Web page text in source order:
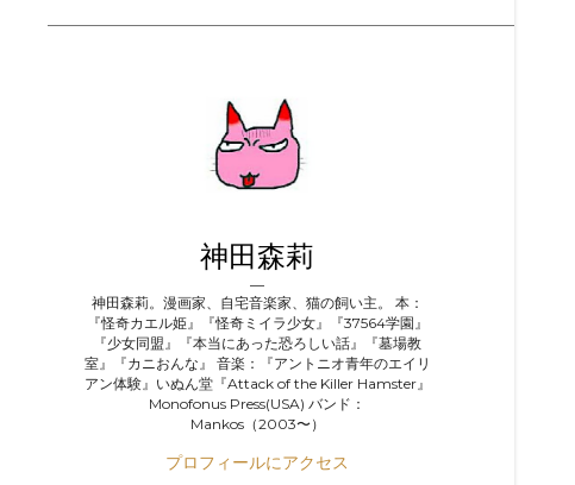
神田森莉
神田森莉。漫画家、自宅音楽家、猫の飼い主。 本：
『怪奇カエル姫』『怪奇ミイラ少女』『37564学園』
『少女同盟』『本当にあった恐ろしい話』『墓場教
室』『カニおんな』 音楽：『アントニオ青年のエイリ
アン体験』いぬん堂『Attack of the Killer Hamster』
Monofonus Press(USA) バンド：
Mankos（2003〜）
プロフィールにアクセス